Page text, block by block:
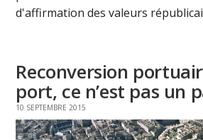
d'affirmation des valeurs
Reconversion
port, ce n’est pas un
10 SEPTEMBRE 2015